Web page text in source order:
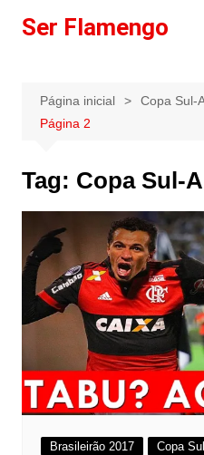
paraSer Flamengo
Página inicial
Copa Sul-
Página 2
Tag: Copa Sul-
Brasileirão 2017
Copa